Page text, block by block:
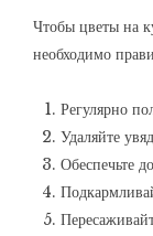
Чтобы цветы на
необходимо
Регулярно
Удаляйте
Обеспечьте